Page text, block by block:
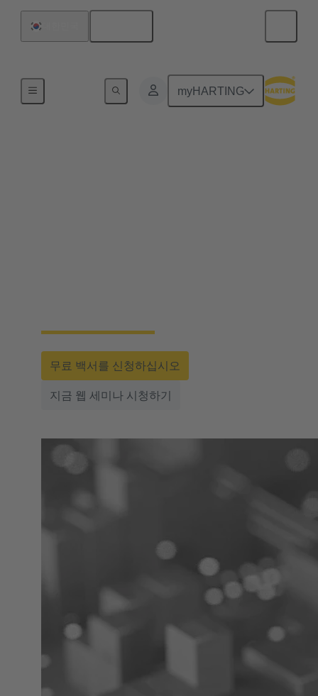
myHARTING
데이터 센터 인프라 솔루션
무료 백서를 신청하십시오
지금 웹 세미나 시청하기